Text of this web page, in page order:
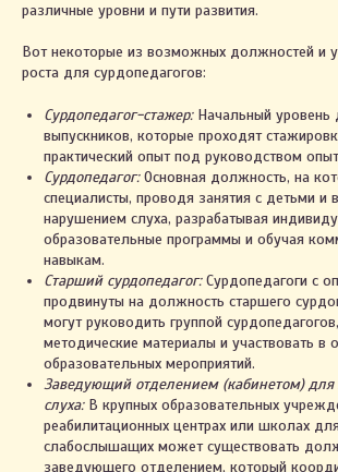
различные уровни и пути развития.
Вот некоторые из возможных должностей и
роста для сурдопедагогов:
Сурдопедагог-стажер:Начальный уровень
выпускников, которые проходят
практический опыт под руководством
Сурдопедагог:Основная должность, на
специалисты, проводя занятия с детьми и
нарушением слуха, разрабатывая
образовательные программы и обучая
навыкам.
Старший сурдопедагог:Сурдопедагоги с
продвинуты на должность старшего
могут руководить группой
методические материалы и участвовать в
образовательных мероприятий.
Заведующий отделением (кабинетом)
слуха:В крупных образовательных
реабилитационных центрах или школах
слабослышащих может существовать
заведующего отделением, который